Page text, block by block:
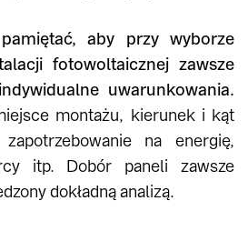
aby przy wyborze
fotowoltaicznej zawsze
uwarunkowania.
montażu, kierunek i kąt
na energię,
itp. Dobór paneli zawsze
dokładną analizą.